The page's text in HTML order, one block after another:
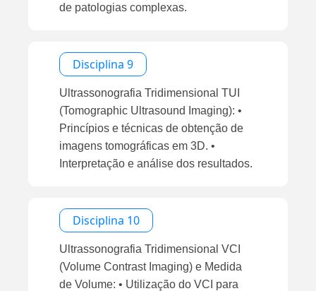
de patologias complexas.
Disciplina 9
Ultrassonografia Tridimensional TUI
(Tomographic Ultrasound Imaging): •
Princípios e técnicas de obtenção de
imagens tomográficas em 3D. •
Interpretação e análise dos resultados.
Disciplina 10
Ultrassonografia Tridimensional VCI
(Volume Contrast Imaging) e Medida
de Volume: • Utilização do VCI para